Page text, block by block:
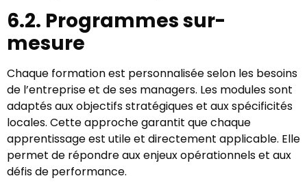
6.2. Programmes sur-
mesure
Chaque formation est personnalisée selon les besoins
de l’entreprise et de ses managers. Les modules sont
adaptés aux objectifs stratégiques et aux spécificités
locales. Cette approche garantit que chaque
apprentissage est utile et directement applicable. Elle
permet de répondre aux enjeux opérationnels et aux
défis de performance.